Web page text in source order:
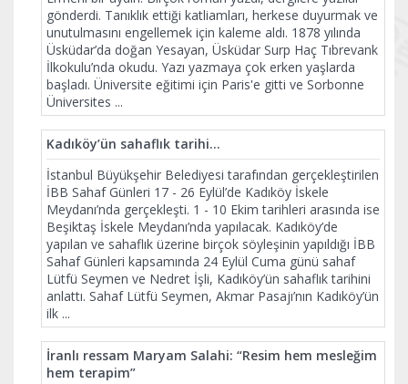
gönderdi. Tanıklık ettiği katliamları, herkese duyurmak ve
unutulmasını engellemek için kaleme aldı. 1878 yılında
Üsküdar’da doğan Yesayan, Üsküdar Surp Haç Tıbrevank
İlkokulu’nda okudu. Yazı yazmaya çok erken yaşlarda
başladı. Üniversite eğitimi için Paris'e gitti ve Sorbonne
Üniversites ...
Kadıköy’ün sahaflık tarihi...
İstanbul Büyükşehir Belediyesi tarafından gerçekleştirilen
İBB Sahaf Günleri 17 - 26 Eylül’de Kadıköy İskele
Meydanı’nda gerçekleşti. 1 - 10 Ekim tarihleri arasında ise
Beşiktaş İskele Meydanı’nda yapılacak. Kadıköy’de
yapılan ve sahaflık üzerine birçok söyleşinin yapıldığı İBB
Sahaf Günleri kapsamında 24 Eylül Cuma günü sahaf
Lütfü Seymen ve Nedret İşli, Kadıköy’ün sahaflık tarihini
anlattı. Sahaf Lütfü Seymen, Akmar Pasajı’nın Kadıköy’ün
ilk ...
İranlı ressam Maryam Salahi: “Resim hem mesleğim
hem terapim”